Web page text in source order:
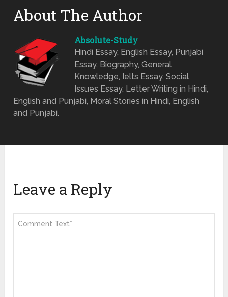
About The Author
Absolute-Study
Hindi Essay, English Essay, Punjabi
Essay, Biography, General
Knowledge, Ielts Essay, Social
Issues Essay, Letter Writing in Hindi,
English and Punjabi, Moral Stories in Hindi, English
and Punjabi.
Leave a Reply